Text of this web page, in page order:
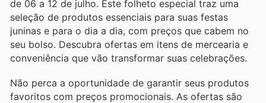
de 06 a 12 de julho. Este folheto especial traz uma
seleção de produtos essenciais para suas festas
juninas e para o dia a dia, com preços que cabem no
seu bolso. Descubra ofertas em itens de mercearia e
conveniência que vão transformar suas celebrações.
Não perca a oportunidade de garantir seus produtos
favoritos com preços promocionais. As ofertas são